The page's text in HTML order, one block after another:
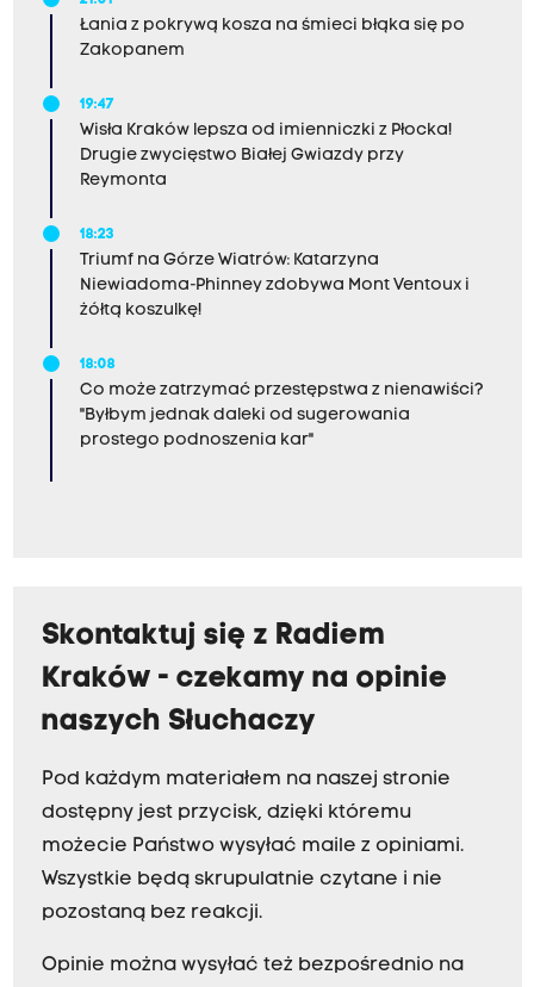
Łania z pokrywą kosza na śmieci błąka się po
Zakopanem
19:47
Wisła Kraków lepsza od imienniczki z Płocka!
Drugie zwycięstwo Białej Gwiazdy przy
Reymonta
18:23
Triumf na Górze Wiatrów: Katarzyna
Niewiadoma-Phinney zdobywa Mont Ventoux i
żółtą koszulkę!
18:08
Co może zatrzymać przestępstwa z nienawiści?
"Byłbym jednak daleki od sugerowania
prostego podnoszenia kar"
Skontaktuj się z Radiem
Kraków - czekamy na opinie
naszych Słuchaczy
Pod każdym materiałem na naszej stronie
dostępny jest przycisk, dzięki któremu
możecie Państwo wysyłać maile z opiniami.
Wszystkie będą skrupulatnie czytane i nie
pozostaną bez reakcji.
Opinie można wysyłać też bezpośrednio na